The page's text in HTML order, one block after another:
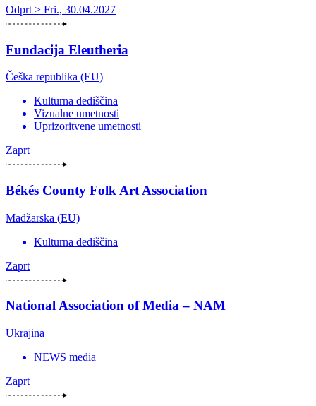
Odprt > Fri., 30.04.2027
Fundacija Eleutheria
Češka republika (EU)
Kulturna dediščina
Vizualne umetnosti
Uprizoritvene umetnosti
Zaprt
Békés County Folk Art Association
Madžarska (EU)
Kulturna dediščina
Zaprt
National Association of Media – NAM
Ukrajina
NEWS media
Zaprt